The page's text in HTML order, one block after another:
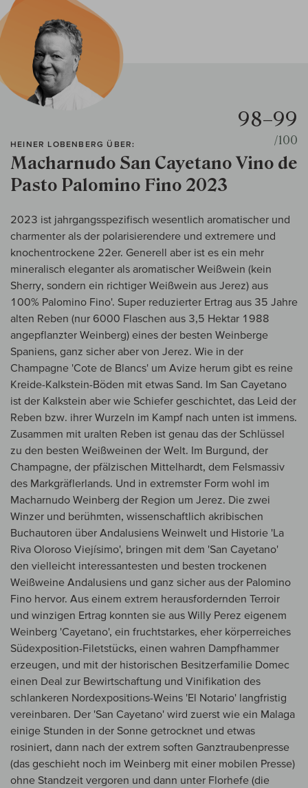
HEINER LOBENBERG ÜBER:
Macharnudo San Cayetano Vino de
Pasto Palomino Fino 2023
98–99
/100
2023 ist jahrgangsspezifisch wesentlich aromatischer und
charmenter als der polarisierendere und extremere und
knochentrockene 22er. Generell aber ist es ein mehr
mineralisch eleganter als aromatischer Weißwein (kein
Sherry, sondern ein richtiger Weißwein aus Jerez) aus
100% Palomino Fino'. Super reduzierter Ertrag aus 35 Jahre
alten Reben (nur 6000 Flaschen aus 3,5 Hektar 1988
angepflanzter Weinberg) eines der besten Weinberge
Spaniens, ganz sicher aber von Jerez. Wie in der
Champagne 'Cote de Blancs' um Avize herum gibt es reine
Kreide-Kalkstein-Böden mit etwas Sand. Im San Cayetano
ist der Kalkstein aber wie Schiefer geschichtet, das Leid der
Reben bzw. ihrer Wurzeln im Kampf nach unten ist immens.
Zusammen mit uralten Reben ist genau das der Schlüssel
zu den besten Weißweinen der Welt. Im Burgund, der
Champagne, der pfälzischen Mittelhardt, dem Felsmassiv
des Markgräflerlands. Und in extremster Form wohl im
Macharnudo Weinberg der Region um Jerez. Die zwei
Winzer und berühmten, wissenschaftlich akribischen
Buchautoren über Andalusiens Weinwelt und Historie 'La
Riva Oloroso Viejísimo', bringen mit dem 'San Cayetano'
den vielleicht interessantesten und besten trockenen
Weißweine Andalusiens und ganz sicher aus der Palomino
Fino hervor. Aus einem extrem herausfordernden Terroir
und winzigen Ertrag konnten sie aus Willy Perez eigenem
Weinberg 'Cayetano', ein fruchtstarkes, eher körperreiches
Südexposition-Filetstücks, einen wahren Dampfhammer
erzeugen, und mit der historischen Besitzerfamilie Domec
einen Deal zur Bewirtschaftung und Vinifikation des
schlankeren Nordexpositions-Weins 'El Notario' langfristig
vereinbaren. Der 'San Cayetano' wird zuerst wie ein Malaga
einige Stunden in der Sonne getrocknet und etwas
rosiniert, dann nach der extrem soften Ganztraubenpresse
(das geschieht noch im Weinberg mit einer mobilen Presse)
ohne Standzeit vergoren und dann unter Florhefe (die